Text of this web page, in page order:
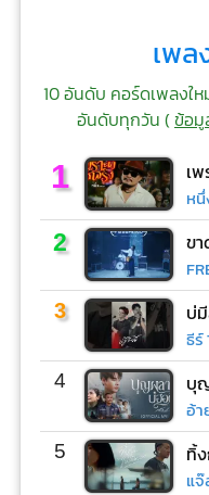
เพล
10 อันดับ คอร์ดเพลงใ
อันดับทุกวัน (ข้อ
1 เ
ห
2 ข
3 บ่
ธีร์
4 บุ
อ้
5 ทิ้
แ